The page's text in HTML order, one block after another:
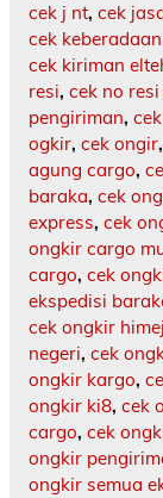
cek j nt, cek
cek
cek kiriman
resi, cek no
pengiriman,
ogkir, cek ongir,
agung cargo,
baraka, cek
express, cek
ongkir cargo
cargo, cek
ekspedisi
cek ongkir
negeri, cek
ongkir kargo,
ongkir ki8, cek
cargo, cek
ongkir
ongkir semua